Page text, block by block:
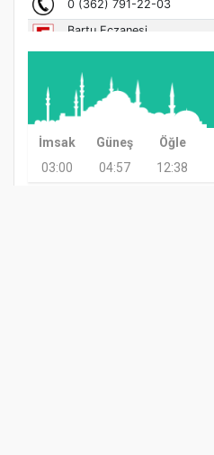
İmsak Güneş Öğle
03:00
04:57 12:38